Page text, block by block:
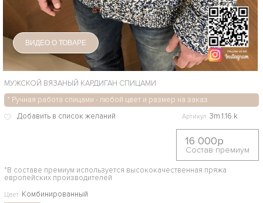
ВИДЕО О ТОВАРЕ
МУЖСКОЙ ВЯЗАНЫЙ КАРДИГАН СПИЦАМИ
* Ручная работа спицами - любой цвет и размер на заказ
Артикул 3m.1.16.k
16 000р
Состав премиум
*В составе премиум используется высококачественная пряжа
европейских производителей
Цвет Комбинированный